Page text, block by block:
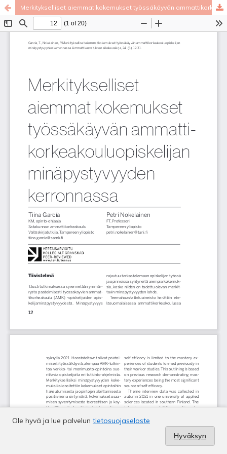
Merkitykselliset aiemmat kokemukset työssäkäyvän ammattikorkeakouluopiskelijan minäpystyvyyden kerronnassa
Ole hyvä ja lue palvelun tietosuojaseloste
Hyväksyn
Palvelua ylläpitääTieteellisten seurain valtuuskunta